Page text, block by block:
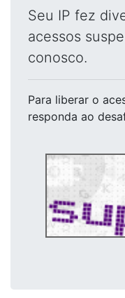
Seu IP fez
acessos
conosco.
Para liberar o
responda ao